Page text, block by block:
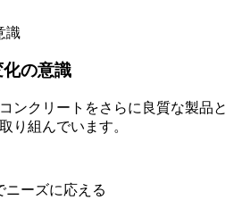
の意識
ンクリートをさらに良質な製品と
り組んでいます。